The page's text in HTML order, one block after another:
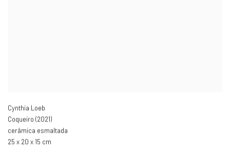
Cynthia Loeb
Coqueiro (2021)
cerâmica esmaltada
25 x 20 x 15 cm